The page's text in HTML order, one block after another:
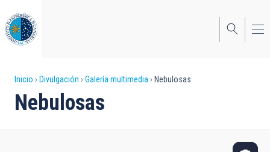
al
contenido
principal
Sobrescribir
enlaces
Inicio Divulgación Galería multimedia Nebulosas
Nebulosas